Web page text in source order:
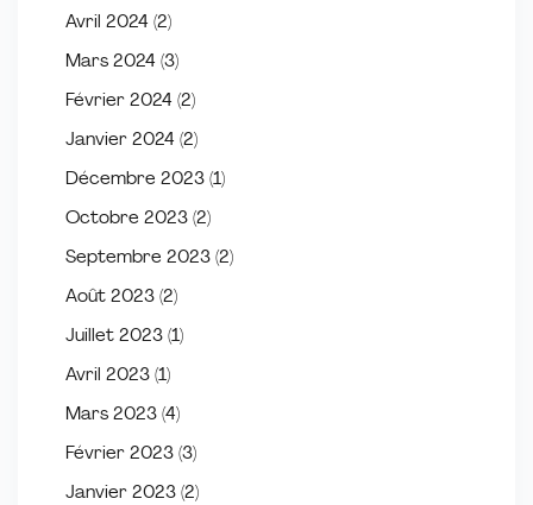
Avril 2024 (2)
Mars 2024 (3)
Février 2024 (2)
Janvier 2024 (2)
Décembre 2023 (1)
Octobre 2023 (2)
Septembre 2023 (2)
Août 2023 (2)
Juillet 2023 (1)
Avril 2023 (1)
Mars 2023 (4)
Février 2023 (3)
Janvier 2023 (2)